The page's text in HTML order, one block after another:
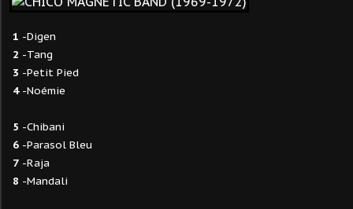
1 -Digen
2 -Tang
3 -Petit Pied
4-Noémie
5 -Chibani
6 -Parasol Bleu
7 -Raja
8 -Mandali